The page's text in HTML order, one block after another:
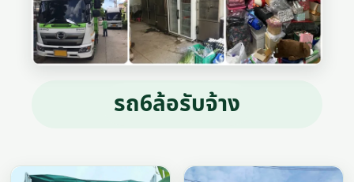
รถ6ล้อรับจ้าง